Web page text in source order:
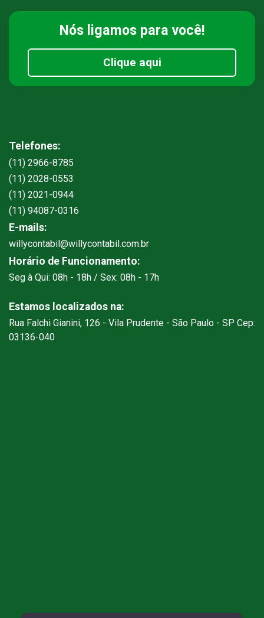
Nós ligamos para você!
Clique aqui
Telefones:
(11) 2966-8785
(11) 2028-0553
(11) 2021-0944
(11) 94087-0316
E-mails:
willycontabil@willycontabil.com.br
Horário de Funcionamento:
Seg à Qui: 08h - 18h / Sex: 08h - 17h
Estamos localizados na:
Rua Falchi Gianini, 126 - Vila Prudente - São Paulo - SP Cep:
03136-040